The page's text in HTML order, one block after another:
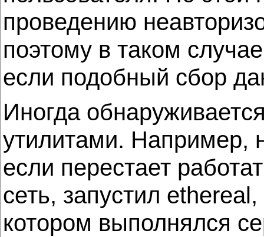
проведению
поэтому в таком
если подобный сбор
Иногда
утилитами. Например,
если перестает
сеть, запустил
котором выполнялся